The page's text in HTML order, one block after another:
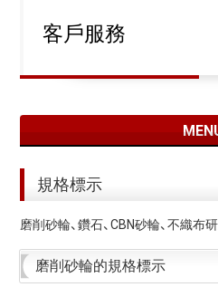
客戶服務
規格標示
磨削砂輪、鑽石、CBN砂輪、不織布
磨削砂輪的規格標示